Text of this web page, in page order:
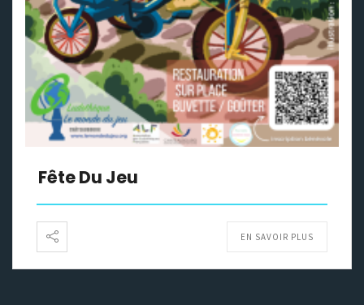
Fête Du Jeu
EN SAVOIR PLUS